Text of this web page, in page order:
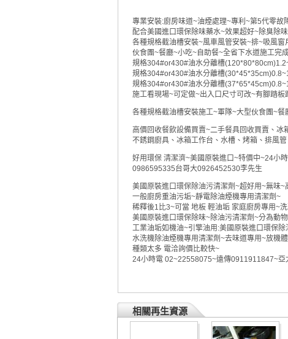
專業安裝:廚房味道~油煙處理~專利~第5代零
配合美國進口環保除味藥水~效果超好~除臭除
各種規格截油槽安裝~風車風管安裝~排~吸風
伙食團~餐廳~小吃~自助餐~全省下水道施工完
規格304#or430#油水分離槽
規格304#or430#油水分離槽
規格304#or430#油水分離槽
施工看現場~可定做~出入口尺寸可改~有腳踏
各種規格截油槽安裝施工~軍隊~大型伙食團~
高價回收餐飲設備買賣~二手餐具回收買賣、冰
不銹鋼廚具、冰箱工作台、水槽、烤箱、排風
好用環保 清潔濟~美國原裝進口~特價中~24小
0986595335台哥大0926452530李先生
美國原裝進口環保除油污清潔劑~超好用~無味
一般廚房重油污垢~靜電除油煙機專用清潔劑~
稀釋後1比3~可當 地板 輕油垢 家庭廚房專用~
美國原裝進口環保除味~除油污清潔劑~分為動
工業油垢如機油~引擎油用:美國原裝進口環保除
水洗機除油煙機專用清潔劑~去味道專用~放機
種類太多 電洽詢價比較快~
24小時電 02~22558075~遠傳0911911847~
相關再生資源